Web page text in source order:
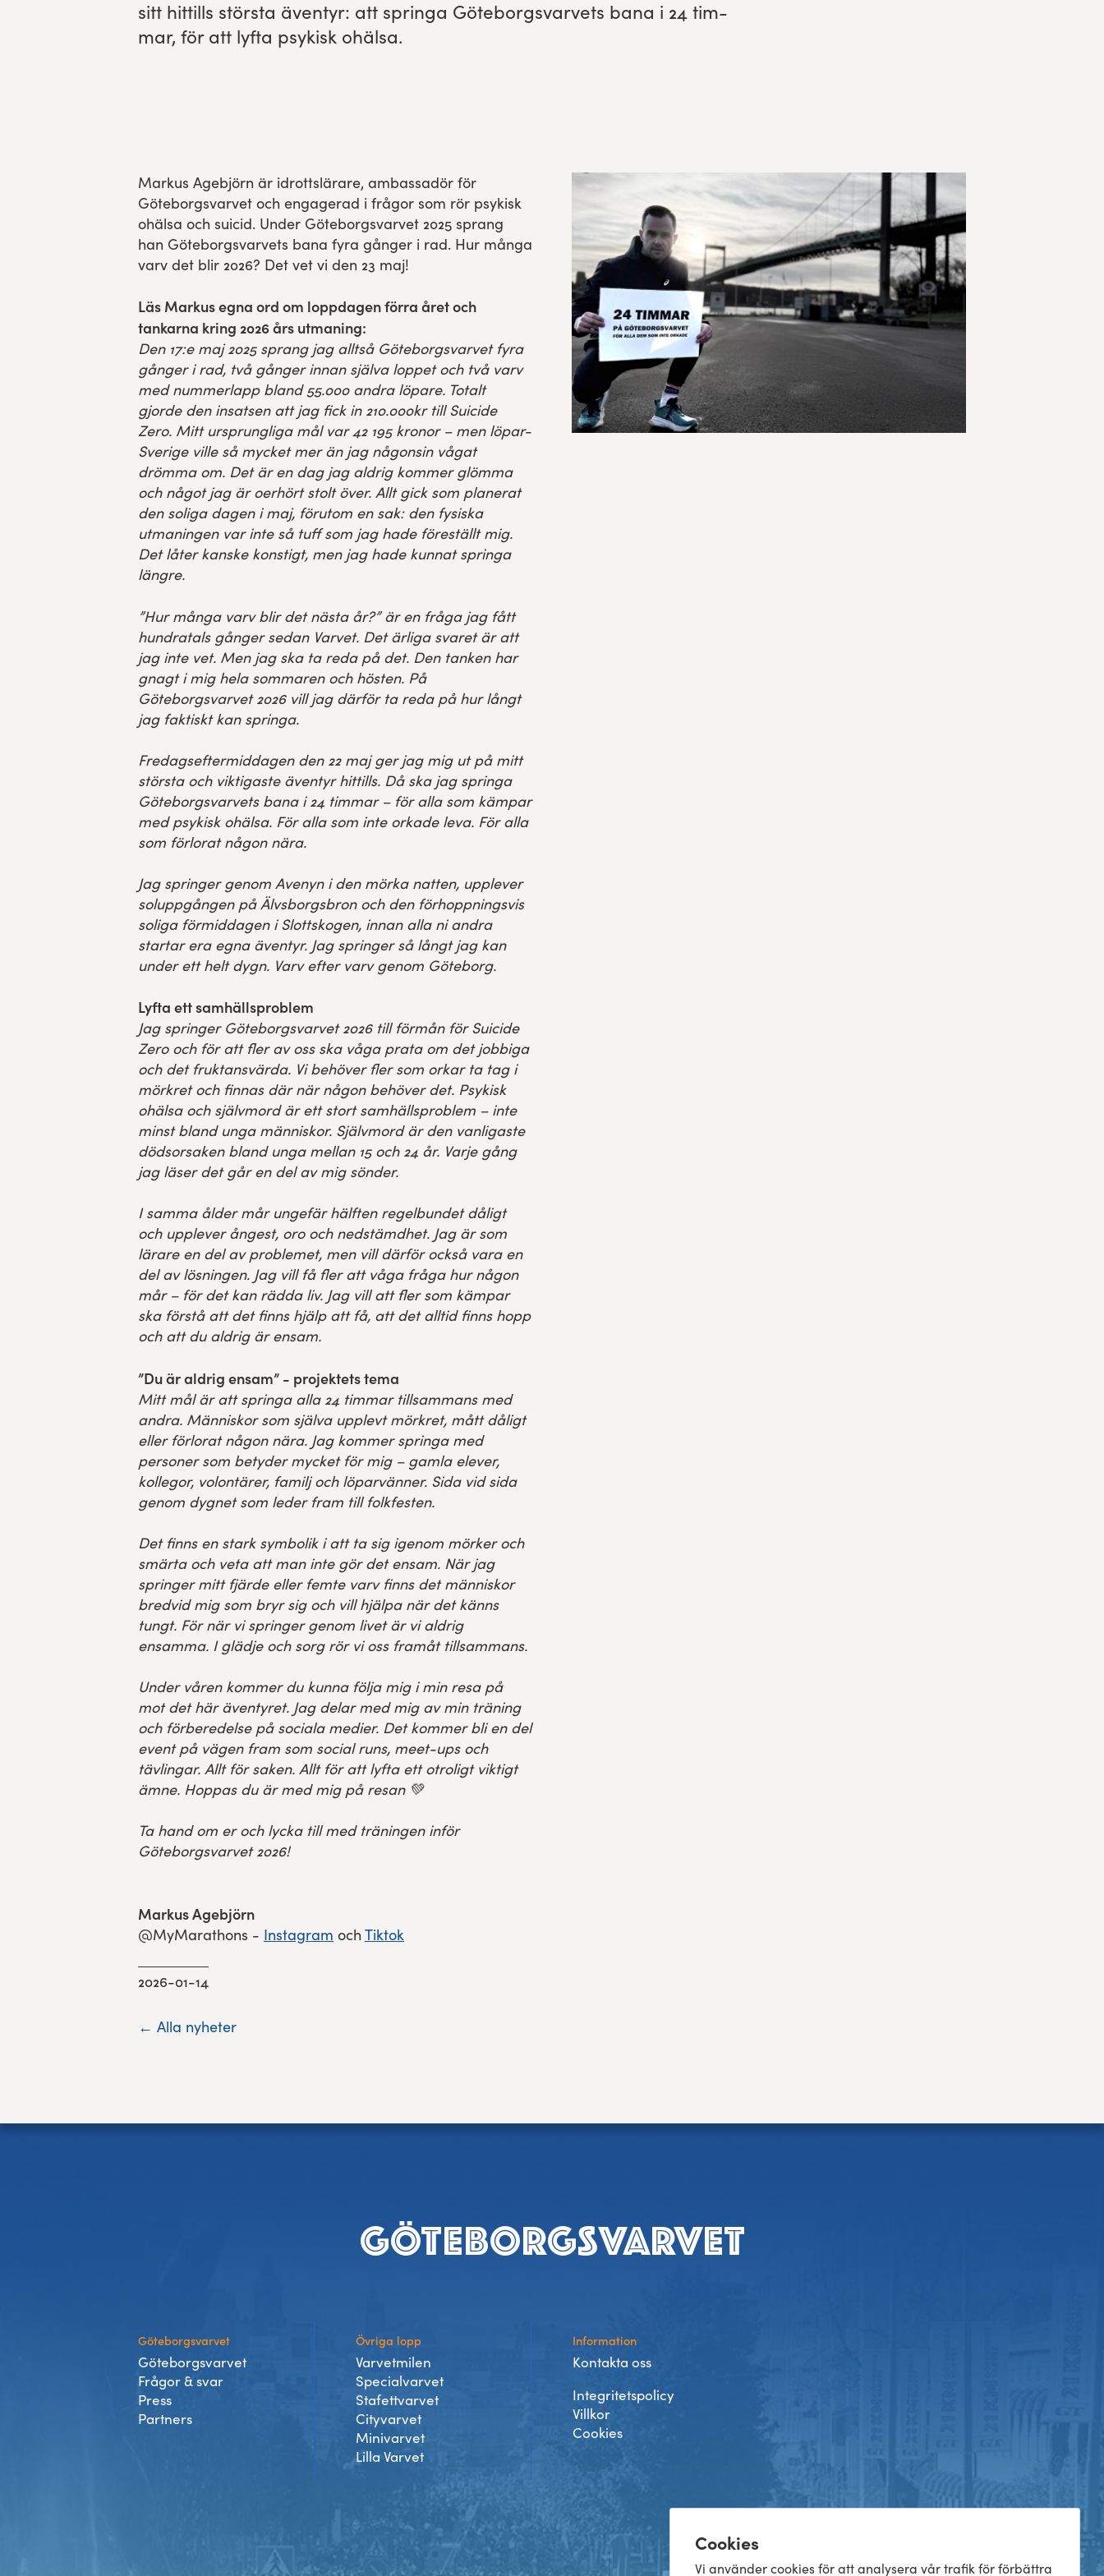
Cookies
Vi använder cookies för att analysera vår trafik för förbättra
sitt hit­tills störs­ta även­tyr: att springa Göte­borgsvarvets bana i 24 tim­
mar, för att lyf­ta psykisk ohälsa.
Markus Agebjörn är idrottslärare, ambassadör för
Göteborgsvarvet och engagerad i frågor som rör psykisk
ohälsa och suicid. Under Göteborgsvarvet 2025 sprang
han Göteborgsvarvets bana fyra gånger i rad. Hur många
varv det blir 2026? Det vet vi den 23 maj!
Läs Markus egna ord om loppdagen förra året och
tankarna kring 2026 års utmaning:
Den 17:e maj 2025 sprang jag alltså Göteborgsvarvet fyra
gånger i rad, två gånger innan själva loppet och två varv
med nummerlapp bland 55.000 andra löpare. Totalt
gjorde den insatsen att jag fick in 210.000kr till Suicide
Zero. Mitt ursprungliga mål var 42 195 kronor – men löpar-
Sverige ville så mycket mer än jag någonsin vågat
drömma om. Det är en dag jag aldrig kommer glömma
och något jag är oerhört stolt över. Allt gick som planerat
den soliga dagen i maj, förutom en sak: den fysiska
utmaningen var inte så tuff som jag hade föreställt mig.
Det låter kanske konstigt, men jag hade kunnat springa
längre.
”Hur många varv blir det nästa år?” är en fråga jag fått
hundratals gånger sedan Varvet. Det ärliga svaret är att
jag inte vet. Men jag ska ta reda på det. Den tanken har
gnagt i mig hela sommaren och hösten. På
Göteborgsvarvet 2026 vill jag därför ta reda på hur långt
jag faktiskt kan springa.
Fredagseftermiddagen den 22 maj ger jag mig ut på mitt
största och viktigaste äventyr hittills. Då ska jag springa
Göteborgsvarvets bana i 24 timmar – för alla som kämpar
med psykisk ohälsa. För alla som inte orkade leva. För alla
som förlorat någon nära.
Jag springer genom Avenyn i den mörka natten, upplever
soluppgången på Älvsborgsbron och den förhoppningsvis
soliga förmiddagen i Slottskogen, innan alla ni andra
startar era egna äventyr. Jag springer så långt jag kan
under ett helt dygn. Varv efter varv genom Göteborg.
Lyfta ett samhällsproblem
Jag springer Göteborgsvarvet 2026 till förmån för Suicide
Zero och för att fler av oss ska våga prata om det jobbiga
och det fruktansvärda. Vi behöver fler som orkar ta tag i
mörkret och finnas där när någon behöver det. Psykisk
ohälsa och självmord är ett stort samhällsproblem – inte
minst bland unga människor. Självmord är den vanligaste
dödsorsaken bland unga mellan 15 och 24 år. Varje gång
jag läser det går en del av mig sönder.
I samma ålder mår ungefär hälften regelbundet dåligt
och upplever ångest, oro och nedstämdhet. Jag är som
lärare en del av problemet, men vill därför också vara en
del av lösningen. Jag vill få fler att våga fråga hur någon
mår – för det kan rädda liv. Jag vill att fler som kämpar
ska förstå att det finns hjälp att få, att det alltid finns hopp
och att du aldrig är ensam.
”Du är aldrig ensam” - projektets tema
Mitt mål är att springa alla 24 timmar tillsammans med
andra. Människor som själva upplevt mörkret, mått dåligt
eller förlorat någon nära. Jag kommer springa med
personer som betyder mycket för mig – gamla elever,
kollegor, volontärer, familj och löparvänner. Sida vid sida
genom dygnet som leder fram till folkfesten.
Det finns en stark symbolik i att ta sig igenom mörker och
smärta och veta att man inte gör det ensam. När jag
springer mitt fjärde eller femte varv finns det människor
bredvid mig som bryr sig och vill hjälpa när det känns
tungt. För när vi springer genom livet är vi aldrig
ensamma. I glädje och sorg rör vi oss framåt tillsammans.
Under våren kommer du kunna följa mig i min resa på
mot det här äventyret. Jag delar med mig av min träning
och förberedelse på sociala medier. Det kommer bli en del
event på vägen fram som social runs, meet-ups och
tävlingar. Allt för saken. Allt för att lyfta ett otroligt viktigt
ämne. Hoppas du är med mig på resan 💚
Ta hand om er och lycka till med träningen inför
Göteborgsvarvet 2026!
Markus Agebjörn
@MyMarathons - Instagram och Tiktok
2026-01-14
← Alla nyheter
Göteborgsvarvet
Göteborgsvarvet
Frågor & svar
Press
Partners
Övriga lopp
Varvetmilen
Specialvarvet
Stafettvarvet
Cityvarvet
Minivarvet
Lilla Varvet
Information
Kontakta oss
Integritetspolicy
Villkor
Cookies